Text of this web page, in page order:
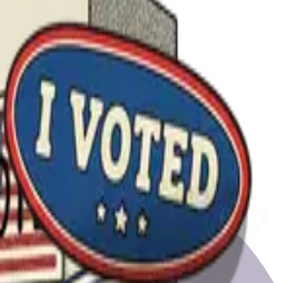
的任何公开背书。